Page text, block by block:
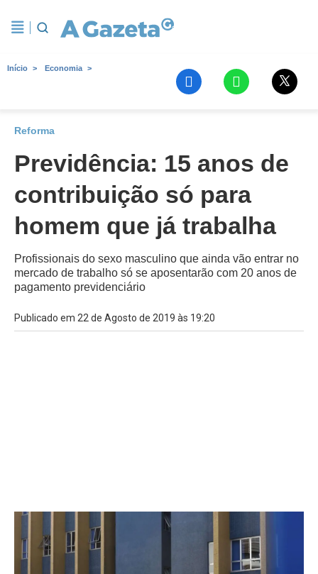
Início Economia
Reforma
Previdência: 15 anos de
contribuição só para
homem que já trabalha
Profissionais do sexo masculino que ainda vão entrar no
mercado de trabalho só se aposentarão com 20 anos de
pagamento previdenciário
Publicado em 22 de Agosto de 2019 às 19:20